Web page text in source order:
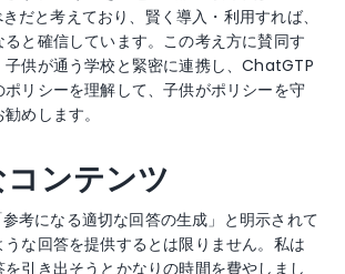
だと考えており、賢く導入・利用すれば、
と確信しています。この考え方に賛同す
子供が通う学校と緊密に連携し、ChatGTP
リシーを理解して、子供がポリシーを守
めします。
ンテンツ
考になる適切な回答の生成」と明示されて
な回答を提供するとは限りません。私は
引き出そうとかなりの時間を費やしまし